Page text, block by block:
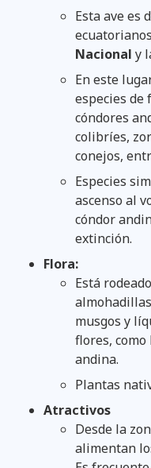
Esta ave es
Nacional y
En este
especies de
cóndores
colibríes,
conejos,
Especies
ascenso al
cóndor
extinción.
Flora:
Está
musgos y
flores,
andina.
Plantas
Atractivos
Desde la
alimentan